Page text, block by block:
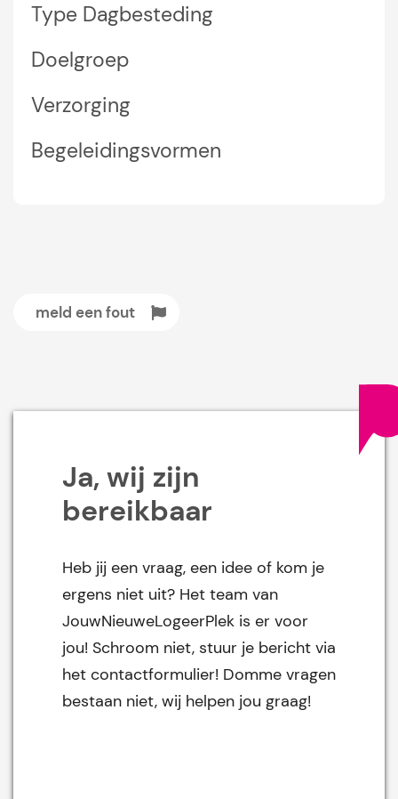
Type Dagbesteding
Doelgroep
Verzorging
Begeleidingsvormen
meld een fout
Ja, wij zijn
bereikbaar
Heb jij een vraag, een idee of kom je
ergens niet uit? Het team van
JouwNieuweLogeerPlek is er voor
jou! Schroom niet, stuur je bericht via
het contactformulier! Domme vragen
bestaan niet, wij helpen jou graag!